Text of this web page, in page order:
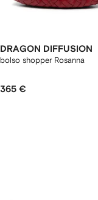
DRAGON DIFFUSION
bolso shopper Rosanna
365 €